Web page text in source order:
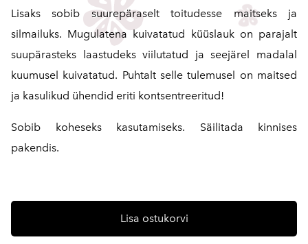
Lisaks sobib suurepäraselt toitudesse maitseks ja
silmailuks. Mugulatena kuivatatud küüslauk on parajalt
suupärasteks laastudeks viilutatud ja seejärel madalal
kuumusel kuivatatud. Puhtalt selle tulemusel on maitsed
ja kasulikud ühendid eriti kontsentreeritud!
Sobib koheseks kasutamiseks. Säilitada kinnises
pakendis.
Lisa ostukorvi